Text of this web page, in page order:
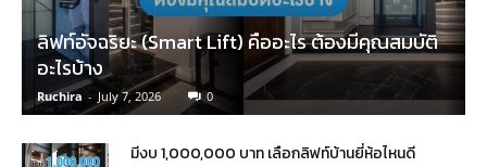
ลิฟท์อัจฉริยะ (Smart Lift) คืออะไร ต้องมีคุณสมบัติ
อะไรบ้าง
Ruchira - July 7, 2026 0
มีงบ 1,000,000 บาท เลือกลิฟท์บ้านยี่ห้อไหนดี